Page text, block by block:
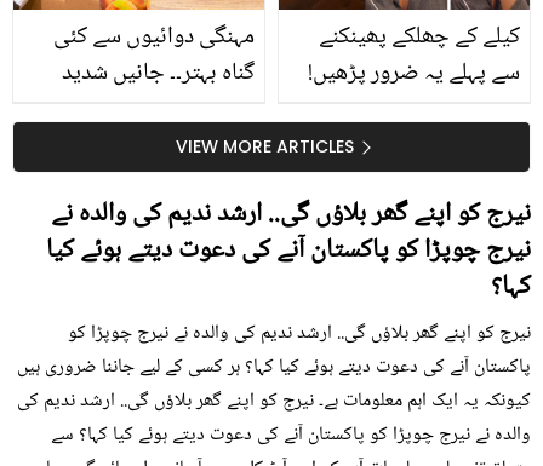
مہنگی دوائیوں سے کئی
گناہ بہتر۔۔ جانیں شدید
کیوں کھانا چاہیے؟
کیلے کے چھلکے پھینکنے
سے پہلے یہ ضرور پڑھیں!
سستا اور قدرتی حلVIEW MORE ARTICLES
نیرج کو اپنے گھر بلاؤں گی.. ارشد ندیم کی والدہ نے
نیرج چوپڑا کو پاکستان آنے کی دعوت دیتے ہوئے کیا
کہا؟
نیرج کو اپنے گھر بلاؤں گی.. ارشد ندیم کی والدہ نے نیرج چوپڑا کو
پاکستان آنے کی دعوت دیتے ہوئے کیا کہا؟ ہر کسی کے لیے جاننا ضروری ہیں
کیونکہ یہ ایک اہم معلومات ہے۔ نیرج کو اپنے گھر بلاؤں گی.. ارشد ندیم کی
والدہ نے نیرج چوپڑا کو پاکستان آنے کی دعوت دیتے ہوئے کیا کہا؟ سے